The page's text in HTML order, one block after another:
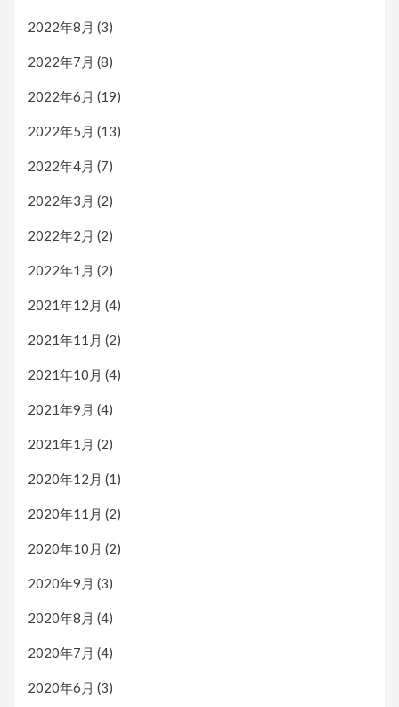
2022年8月 (3)
2022年7月 (8)
2022年6月 (19)
2022年5月 (13)
2022年4月 (7)
2022年3月 (2)
2022年2月 (2)
2022年1月 (2)
2021年12月 (4)
2021年11月 (2)
2021年10月 (4)
2021年9月 (4)
2021年1月 (2)
2020年12月 (1)
2020年11月 (2)
2020年10月 (2)
2020年9月 (3)
2020年8月 (4)
2020年7月 (4)
2020年6月 (3)